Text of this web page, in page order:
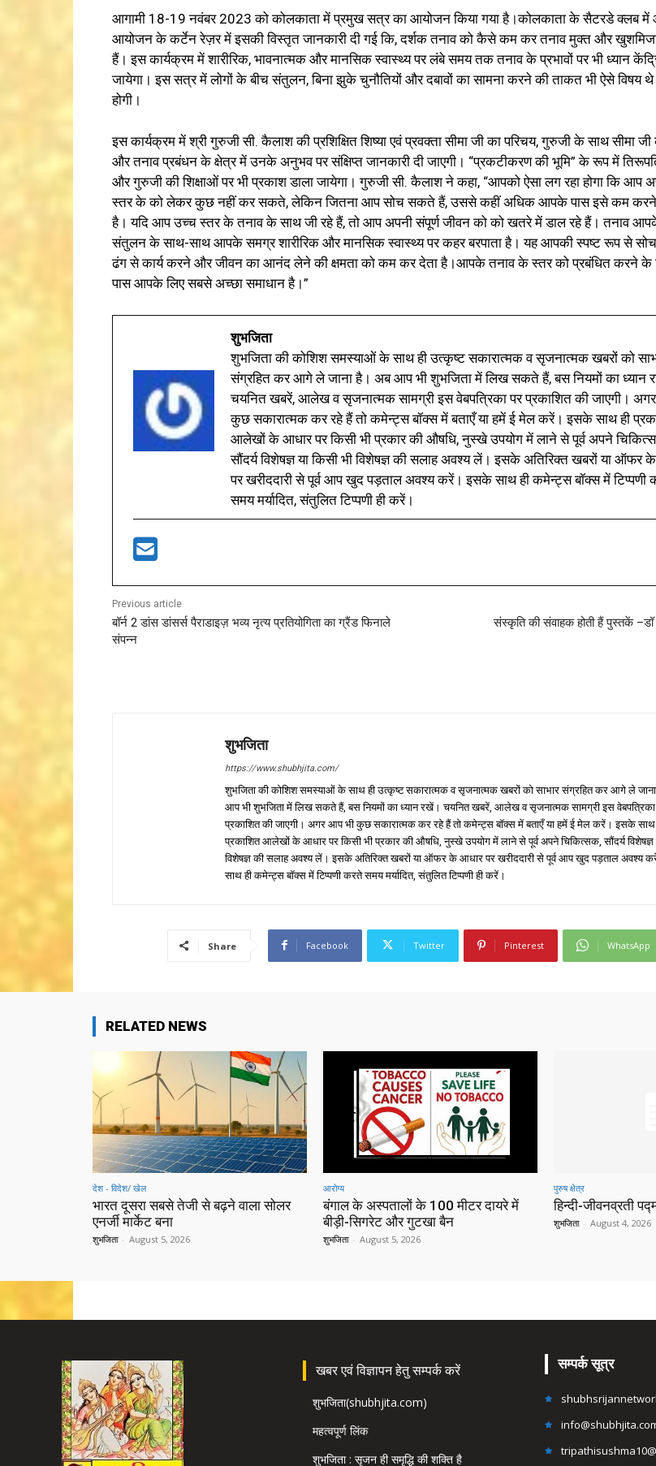
आगामी 18-19 नवंबर 2023 को कोलकाता में प्रमुख सत्र का आयोजन किया गया है।कोलकाता के सैटरडे क्लब में
आयोजन के कर्टेन रेज़र में इसकी विस्तृत जानकारी दी गई कि, दर्शक तनाव को कैसे कम कर तनाव मुक्त और
हैं। इस कार्यक्रम में शारीरिक, भावनात्मक और मानसिक स्वास्थ्य पर लंबे समय तक तनाव के प्रभावों पर भी ध्यान
जायेगा। इस सत्र में लोगों के बीच संतुलन, बिना झुके चुनौतियों और दबावों का सामना करने की ताकत भी ऐसे विषय थे
होगी।
इस कार्यक्रम में श्री गुरुजी सी. कैलाश की प्रशिक्षित शिष्या एवं प्रवक्ता सीमा जी का परिचय, गुरुजी के साथ सीमा जी
और तनाव प्रबंधन के क्षेत्र में उनके अनुभव पर संक्षिप्त जानकारी दी जाएगी। “प्रकटीकरण की भूमि” के रूप में
और गुरुजी की शिक्षाओं पर भी प्रकाश डाला जायेगा। गुरुजी सी. कैलाश ने कहा, “आपको ऐसा लग रहा होगा कि आप
स्तर के को लेकर कुछ नहीं कर सकते, लेकिन जितना आप सोच सकते हैं, उससे कहीं अधिक आपके पास इसे कम करने
है। यदि आप उच्च स्तर के तनाव के साथ जी रहे हैं, तो आप अपनी संपूर्ण जीवन को को खतरे में डाल रहे हैं। तनाव
संतुलन के साथ-साथ आपके समग्र शारीरिक और मानसिक स्वास्थ्य पर कहर बरपाता है। यह आपकी स्पष्ट रूप से
ढंग से कार्य करने और जीवन का आनंद लेने की क्षमता को कम कर देता है।आपके तनाव के स्तर को प्रबंधित करने के
पास आपके लिए सबसे अच्छा समाधान है।”
शुभजिता
शुभजिता की कोशिश समस्याओं के साथ ही उत्कृष्ट सकारात्मक व सृजनात्मक खबरों को
संग्रहित कर आगे ले जाना है। अब आप भी शुभजिता में लिख सकते हैं, बस नियमों का ध्यान
चयनित खबरें, आलेख व सृजनात्मक सामग्री इस वेबपत्रिका पर प्रकाशित की जाएगी।
कुछ सकारात्मक कर रहे हैं तो कमेन्ट्स बॉक्स में बताएँ या हमें ई मेल करें। इसके साथ ही
आलेखों के आधार पर किसी भी प्रकार की औषधि, नुस्खे उपयोग में लाने से पूर्व अपने
सौंदर्य विशेषज्ञ या किसी भी विशेषज्ञ की सलाह अवश्य लें। इसके अतिरिक्त खबरों या ऑफर
पर खरीददारी से पूर्व आप खुद पड़ताल अवश्य करें। इसके साथ ही कमेन्ट्स बॉक्स में टिप्पणी
समय मर्यादित, संतुलित टिप्पणी ही करें।
Previous article
बॉर्न 2 डांस डांसर्स पैराडाइज़ भव्य नृत्य प्रतियोगिता का ग्रैंड फिनाले
संपन्न
संस्कृति की संवाहक होती हैं पुस्तकें –डॉ
शुभजिता
https://www.shubhjita.com/
शुभजिता की कोशिश समस्याओं के साथ ही उत्कृष्ट सकारात्मक व सृजनात्मक खबरों को साभार संग्रहित कर आगे ले
आप भी शुभजिता में लिख सकते हैं, बस नियमों का ध्यान रखें। चयनित खबरें, आलेख व सृजनात्मक सामग्री इस वेबपत्रिका
प्रकाशित की जाएगी। अगर आप भी कुछ सकारात्मक कर रहे हैं तो कमेन्ट्स बॉक्स में बताएँ या हमें ई मेल करें। इसके साथ
प्रकाशित आलेखों के आधार पर किसी भी प्रकार की औषधि, नुस्खे उपयोग में लाने से पूर्व अपने चिकित्सक, सौंदर्य विशेषज्ञ
विशेषज्ञ की सलाह अवश्य लें। इसके अतिरिक्त खबरों या ऑफर के आधार पर खरीददारी से पूर्व आप खुद पड़ताल अवश्य
साथ ही कमेन्ट्स बॉक्स में टिप्पणी करते समय मर्यादित, संतुलित टिप्पणी ही करें।
Share Facebook Twitter Pinterest WhatsApp
RELATED NEWS
देश - विदेश/ खेल
भारत दूसरा सबसे तेजी से बढ़ने वाला सोलर
एनर्जी मार्केट बना
शुभजिता - August 5, 2026
आरोग्य
बंगाल के अस्पतालों के 100 मीटर दायरे में
बीड़ी-सिगरेट और गुटखा बैन
शुभजिता - August 5, 2026
पुरुष क्षेत्र
हिन्‍दी-जीवनव्रती
शुभजिता - August 4, 2026
खबर एवं विज्ञापन हेतु सम्पर्क करें
शुभजिता(shubhjita.com)
महत्वपूर्ण लिंक
शुभजिता : सृजन ही समृद्धि की शक्ति है
सम्पर्क सूत्र